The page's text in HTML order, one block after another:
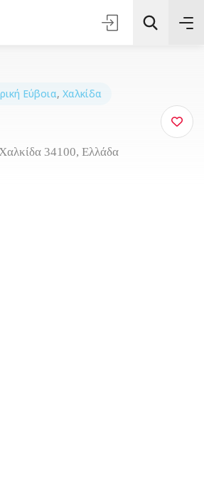
Εύβοια, Χαλκίδα
34100, Ελλάδα